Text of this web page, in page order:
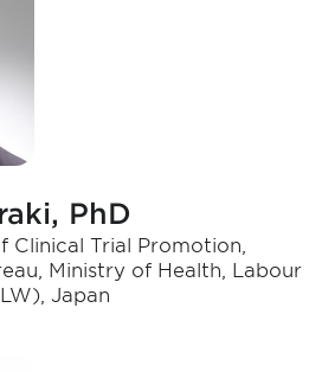
PhD
Clinical Trial Promotion,
Ministry of Health, Labour
Japan